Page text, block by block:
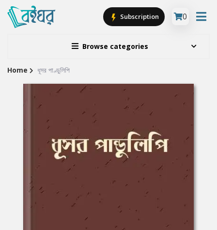
Browse categories
Subscription 0
Site
Breadcrumb
Home ধূসর পাণ্ডুলিপি